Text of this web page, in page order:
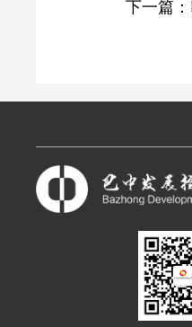
下一篇：